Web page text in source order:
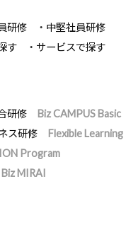
研修
中堅社員研修
す サービスで探す
研修
Biz CAMPUS Basic
ス研修
Flexible
Program
Biz MIRAI